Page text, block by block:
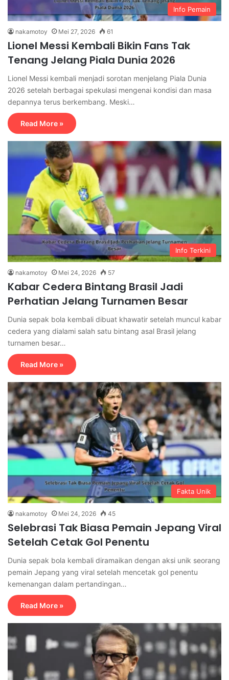
Info Pemain
nakamotoy Mei 27, 2026 61
Lionel Messi Kembali Bikin Fans Tak
Tenang Jelang Piala Dunia 2026
Lionel Messi kembali menjadi sorotan menjelang Piala Dunia
2026 setelah berbagai spekulasi mengenai kondisi dan masa
depannya terus berkembang. Meski…
Read More »
Info Terkini
nakamotoy Mei 24, 2026 57
Kabar Cedera Bintang Brasil Jadi
Perhatian Jelang Turnamen Besar
Dunia sepak bola kembali dibuat khawatir setelah muncul kabar
cedera yang dialami salah satu bintang asal Brasil jelang
turnamen besar…
Read More »
Fakta Unik
nakamotoy Mei 24, 2026 45
Selebrasi Tak Biasa Pemain Jepang Viral
Setelah Cetak Gol Penentu
Dunia sepak bola kembali diramaikan dengan aksi unik seorang
pemain Jepang yang viral setelah mencetak gol penentu
kemenangan dalam pertandingan…
Read More »